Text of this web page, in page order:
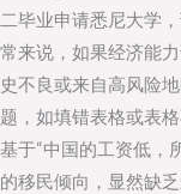
二毕业申请悉尼大学
常来说，如果经济能
史不良或来自高风险
题，如填错表格或表
基于“中国的工资低，
的移民倾向，显然缺